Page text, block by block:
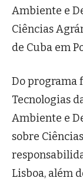
Ambiente e
Ciências
de Cuba em
Do programa
Tecnologias
Ambiente e
sobre
Lisboa, além